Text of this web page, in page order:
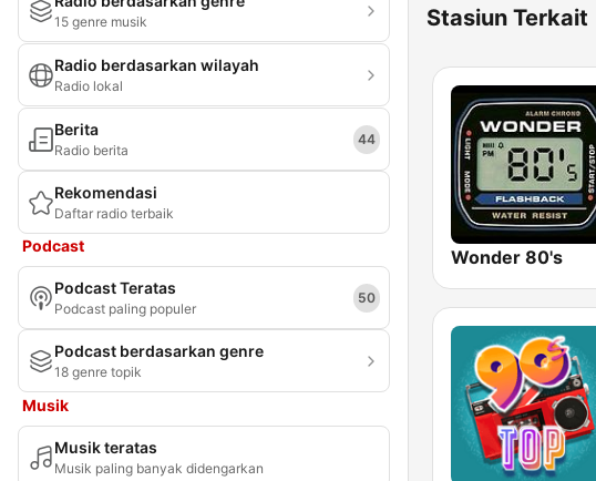
15 genre musik
Radio berdasarkan wilayah
Radio lokal
Berita
Radio berita
44
Rekomendasi
Daftar radio terbaik
Podcast
Podcast Teratas
Podcast paling populer
50
Podcast berdasarkan genre
18 genre topik
Musik
Musik teratas
Musik paling banyak didengarkan
Stasiun Terkait
Wonder 80's